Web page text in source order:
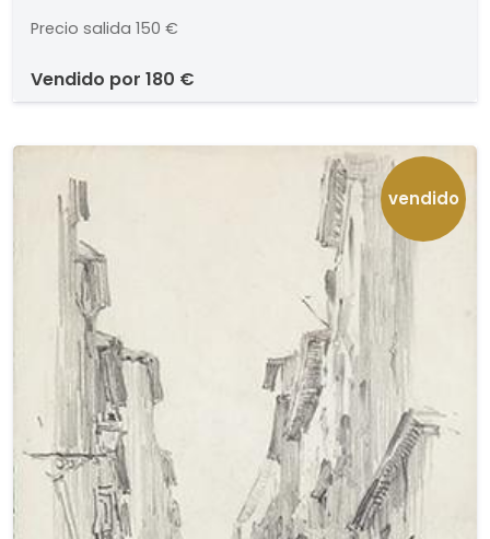
Precio salida 150 €
vendido por 180 €
vendido